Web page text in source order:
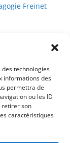
technologies
informations des
permettra de
ou les ID
retirer son
caractéristiques
Freinet